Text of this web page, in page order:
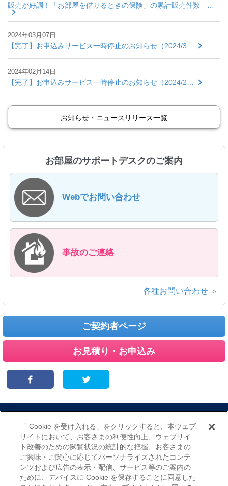
販売が好調！「お部屋を借りるときの保険」の累計販売件数 …
2024年03月07日
【完了】お申込みサービス一時停止のお知らせ（2024/3…
2024年02月14日
【完了】お申込みサービス一時停止のお知らせ（2024/2…
お知らせ・ニュースリリース一覧
お部屋のサポートデスクのご案内
Webでお問い合わせ
事故のご連絡
各種お問い合わせ ＞
ご契約者ページ
お見積り・お申込み
プライバシーポリシー
（個人情報のお取扱いについて）
「 Cookie を受け入れる」をクリックすると、本ウェブ
サイトにおいて、お客さまの利便性向上、ウェブサイ
ト改善のための閲覧状況の統計的な把握、お客さまの
ご興味・ご関心に応じてパーソナライズされたコンテ
ンツおよび広告の表示・配信、サービス等のご案内の
ために、デバイスに Cookie を保存することに同意した